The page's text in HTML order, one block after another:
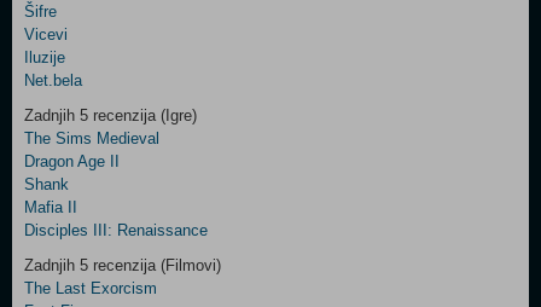
Control
Two
Newsletter
Control
Field
Three
Šifre
Vicevi
Iluzije
Net.bela
Zadnjih 5 recenzija (Igre)
The Sims Medieval
Dragon Age II
Shank
Mafia II
Disciples III: Renaissance
Zadnjih 5 recenzija (Filmovi)
The Last Exorcism